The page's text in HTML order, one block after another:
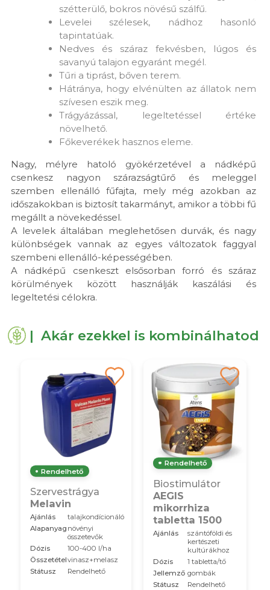
szétterülő, bokros növésű szálfű.
Levelei szélesek, nádhoz hasonló
tapintatúak.
Nedves és száraz fekvésben, lúgos és
savanyú talajon egyaránt megél.
Tűri a tiprást, bőven terem.
Hátránya, hogy elvénülten az állatok nem
szívesen eszik meg.
Trágyázással, legeltetéssel értéke
növelhető.
Főkeverékek hasznos eleme.
Nagy, mélyre hatoló gyökérzetével a nádképű
csenkesz nagyon szárazságtűrő és meleggel
szemben ellenálló fűfajta, mely még azokban az
időszakokban is biztosít takarmányt, amikor a többi fű
megállt a növekedéssel.
A levelek általában meglehetősen durvák, és nagy
különbségek vannak az egyes változatok faggyal
szembeni ellenálló-képességében.
A nádképű csenkeszt elsősorban forró és száraz
körülmények között használják kaszálási és
legeltetési célokra.
| Akár ezekkel is kombinálhatod
Rendelhető
Szervestrágya
Melavin
Ajánlás
talajkondícionáló
Alapanyag növényi
összetevők
Dózis
100-400 l/ha
Összetételvinasz+melasz
Státusz
Rendelhető
Rendelhető
Biostimulátor
AEGIS
mikorrhiza
tabletta 1500
Ajánlás
szántóföldi és
kertészeti
kultúrákhoz
Dózis
1 tabletta/tő
Jellemző gombák
Státusz
Rendelhető